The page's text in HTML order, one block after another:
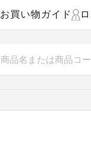
お買い物ガイド